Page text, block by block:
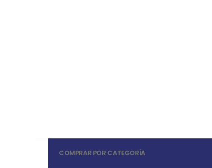
COMPRAR POR CATEGORÍA